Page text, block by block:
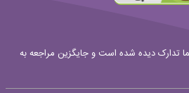
تدارک دیده شده است و جایگزین مراجعه به